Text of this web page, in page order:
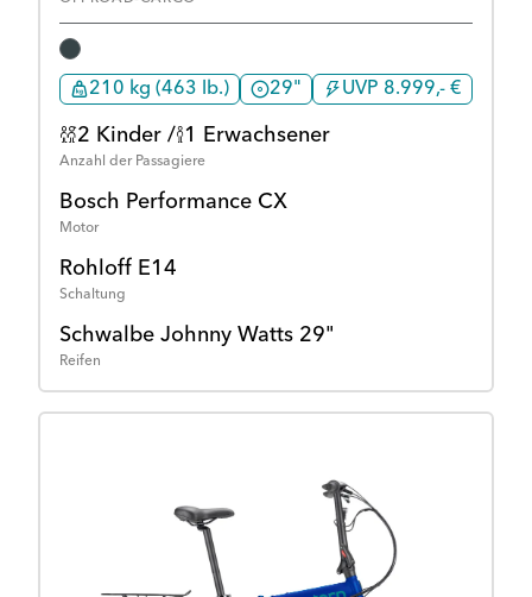
210 kg (463 lb.) 29" UVP 8.999,- €
2 Kinder / 1 Erwachsener
Anzahl der Passagiere
Bosch Performance CX
Motor
Rohloff E14
Schaltung
Schwalbe Johnny Watts 29"
Reifen